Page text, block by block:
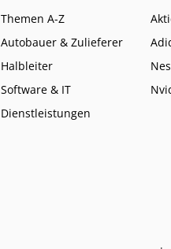
Themen A-Z
Autobauer & Zulieferer
Halbleiter
Software & IT
Dienstleistungen